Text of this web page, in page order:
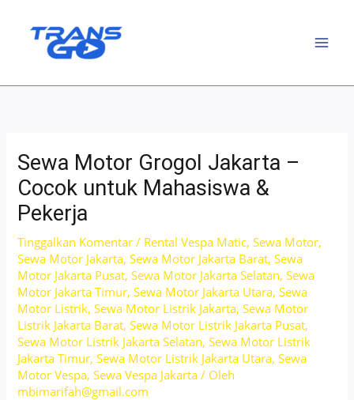
Sewa Motor Grogol Jakarta –
Cocok untuk Mahasiswa &
Pekerja
Tinggalkan Komentar / Rental Vespa Matic,Sewa Motor,
Sewa Motor Jakarta,Sewa Motor Jakarta Barat,Sewa
Motor Jakarta Pusat,Sewa Motor Jakarta Selatan,Sewa
Motor Jakarta Timur,Sewa Motor Jakarta Utara,Sewa
Motor Listrik,Sewa Motor Listrik Jakarta,Sewa Motor
Listrik Jakarta Barat,Sewa Motor Listrik Jakarta Pusat,
Sewa Motor Listrik Jakarta Selatan,Sewa Motor Listrik
Jakarta Timur,Sewa Motor Listrik Jakarta Utara,Sewa
Motor Vespa,Sewa Vespa Jakarta / Oleh
mbimarifah@gmail.com